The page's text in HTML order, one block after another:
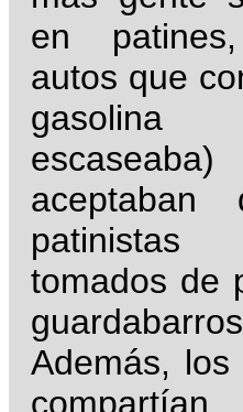
en
autos que
escaseaba)
aceptaban
tomados de
Además,
compartían